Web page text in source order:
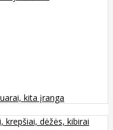
kita įranga
krepšiai, dėžės, kibirai